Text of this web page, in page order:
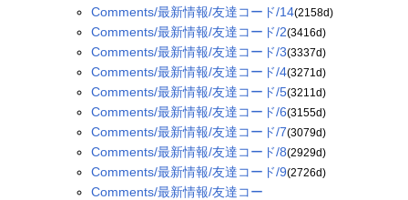
Comments/最新情報/友達コード/14(2158d)
Comments/最新情報/友達コード/2(3416d)
Comments/最新情報/友達コード/3(3337d)
Comments/最新情報/友達コード/4(3271d)
Comments/最新情報/友達コード/5(3211d)
Comments/最新情報/友達コード/6(3155d)
Comments/最新情報/友達コード/7(3079d)
Comments/最新情報/友達コード/8(2929d)
Comments/最新情報/友達コード/9(2726d)
Comments/最新情報/友達コー